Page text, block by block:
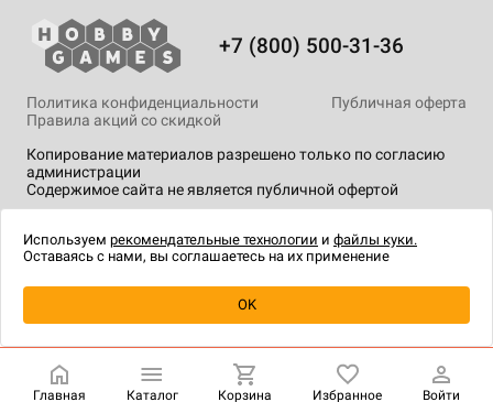
Купить| 7 990 ₽
+7 (800) 500-31-36
Копирование материалов разрешено только по согласию
администрации
Содержимое сайта не является публичной офертой
Политика конфиденциальности
Публичная оферта
Правила акций со скидкой
технологии.
Главная Каталог Корзина Избранное Войти
Используем рекомендательные технологии и файлы куки.
Оставаясь с нами, вы соглашаетесь на их применение
OK